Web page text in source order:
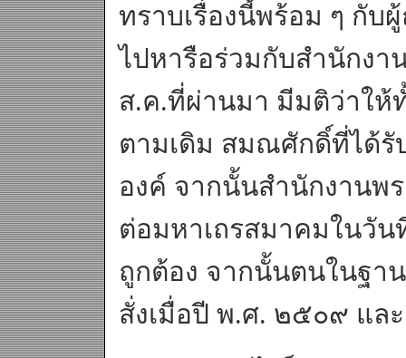
ทราบเรื่องนี้พร้อม ๆ กับ
ไปหารือร่วมกับสำนักง
ส.ค.ที่ผ่านมา มีมติว่าให้
ตามเดิม สมณศักดิ์ที่ได้รั
องค์ จากนั้นสำนักงานพ
ต่อมหาเถรสมาคมในวั
ถูกต้อง จากนั้นตนในฐา
สั่งเมื่อปี พ.ศ. ๒๕๐๙ แล